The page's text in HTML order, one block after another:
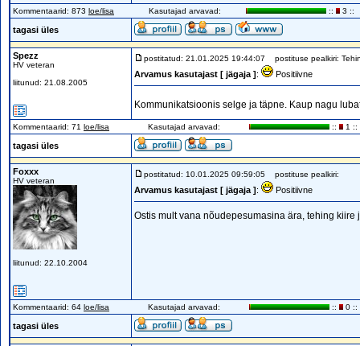
Kommentaarid: 873 loe/lisa Kasutajad arvavad: :: 3 ::
tagasi üles
Spezz
HV veteran
liitunud: 21.08.2005
postitatud: 21.01.2025 19:44:07 postituse pealkiri:
Arvamus kasutajast [ jägaja ]: Positiivne
Kommunikatsioonis selge ja täpne. Kaup nagu
Kommentaarid: 71 loe/lisa Kasutajad arvavad: :: 1 ::
tagasi üles
Foxxx
HV veteran
liitunud: 22.10.2004
postitatud: 10.01.2025 09:59:05 postituse pealkiri:
Arvamus kasutajast [ jägaja ]: Positiivne
Ostis mult vana nõudepesumasina ära, tehing kiire
Kommentaarid: 64 loe/lisa Kasutajad arvavad: :: 0 ::
tagasi üles